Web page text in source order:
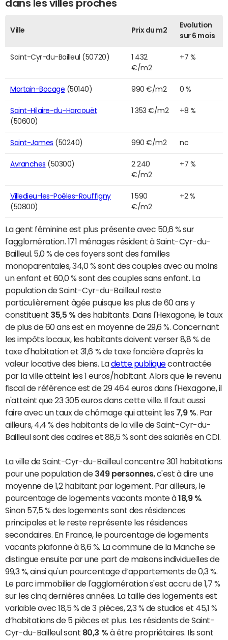
dans les villes proches
Ville Prix du m2
Evolution
sur 6 mois
Saint-Cyr-du-Bailleul (50720)
1 432
€/m2
+7 %
Mortain-Bocage (50140) 990 €/m2 0 %
Saint-Hilaire-du-Harcouët
(50600)
1 353 €/m2 +8 %
Saint-James (50240) 990 €/m2 nc
Avranches (50300)
2 240
€/m2
+7 %
Villedieu-les-Poêles-Rouffigny
(50800)
1 590
€/m2
+2 %
La gent féminine est plus présente avec 50,6 % sur
l'agglomération. 171 ménages résident à Saint-Cyr-du-
Bailleul. 5,0 % de ces foyers sont des familles
monoparentales, 34,0 % sont des couples avec au moins
un enfant et 60,0 % sont des couples sans enfant. La
population de Saint-Cyr-du-Bailleul reste
particulièrement âgée puisque les plus de 60 ans y
constituent 35,5 % des habitants. Dans l'Hexagone, le taux
de plus de 60 ans est en moyenne de 29,6 %. Concernant
les impôts locaux, les habitants doivent verser 8,8 % de
taxe d'habitation et 31,6 % de taxe foncière d'après la
valeur locative des biens. Ladette publiquecontractée
par la ville atteint les 1 euros/habitant. Alors que le revenu
fiscal de référence est de 29 464 euros dans l'Hexagone, il
n'atteint que 23 305 euros dans cette ville. Il faut aussi
faire avec un taux de chômage qui atteint les 7,9 % . Par
ailleurs, 4,4 % des habitants de la ville de Saint-Cyr-du-
Bailleul sont des cadres et 88,5 % sont des salariés en CDI.
La ville de Saint-Cyr-du-Bailleul concentre 301 habitations
pour une population de 349 personnes, c'est à dire une
moyenne de 1,2 habitant par logement. Par ailleurs, le
pourcentage de logements vacants monte à18,9 %
Sinon 57,5 % des logements sont des résidences
principales et le reste représente les résidences
secondaires. En France, le pourcentage de logements
vacants plafonne à 8,6 %. La commune de la Manche se
distingue ensuite par une part de maisons individuelles de
99,3 %, ainsi qu'un pourcentage d’appartements de 0,3 %.
Le parc immobilier de l'agglomération s'est accru de 1,7 %
sur les cinq dernières années. La taille des logements est
variable avec 18,5 % de 3 pièces, 2,3 % de studios et 45,1 %
d’habitations de 5 pièces et plus. Les résidents de Saint-
Cyr-du-Bailleul sont 80,3 % à être propriétaires. Ils sont